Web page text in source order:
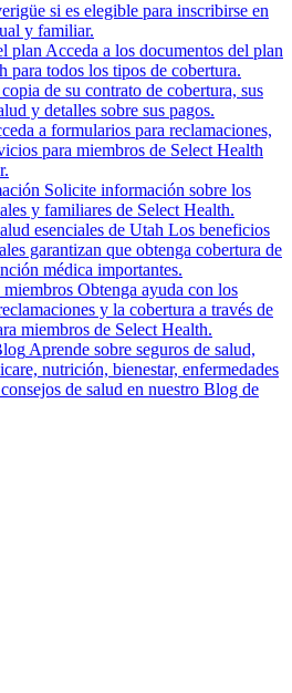
si es elegible para inscribirse en
y familiar.
plan Acceda a los documentos del plan
para todos los tipos de cobertura.
de su contrato de cobertura, sus
y detalles sobre sus pagos.
a formularios para reclamaciones,
para miembros de Select Health
Solicite información sobre los
y familiares de Select Health.
esenciales de Utah Los beneficios
garantizan que obtenga cobertura de
médica importantes.
miembros Obtenga ayuda con los
y la cobertura a través de
miembros de Select Health.
Aprende sobre seguros de salud,
nutrición, bienestar, enfermedades
de salud en nuestro Blog de